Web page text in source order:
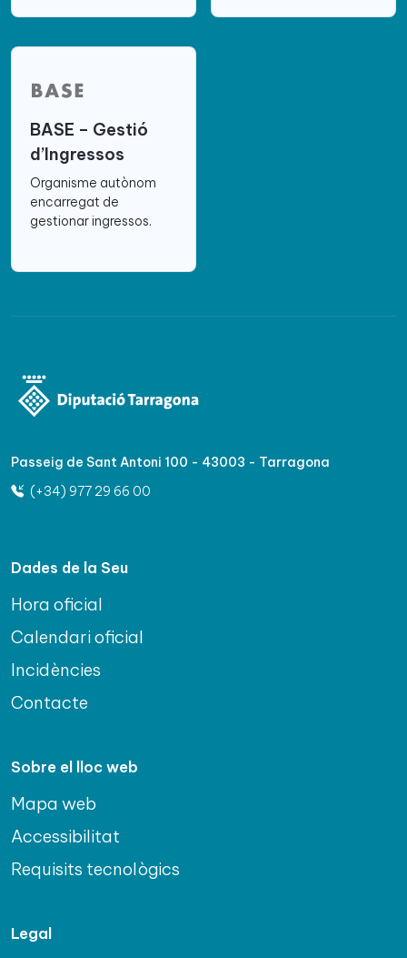
BASE – Gestió
d’Ingressos
Organisme autònom
encarregat de
gestionar ingressos.
Passeig de Sant Antoni 100 - 43003 - Tarragona
(+34) 977 29 66 00
Dades de la Seu
Hora oficial
Calendari oficial
Incidències
Contacte
Sobre el lloc web
Mapa web
Accessibilitat
Requisits tecnològics
Legal